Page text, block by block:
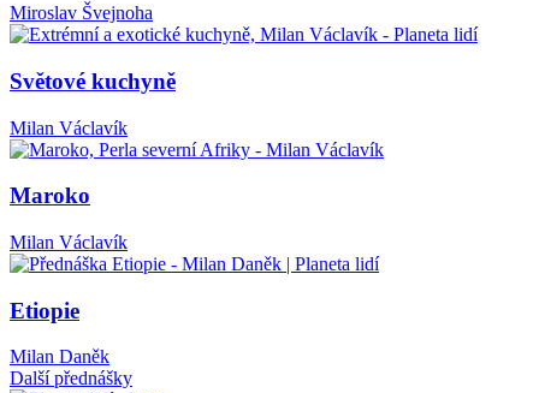
Miroslav Švejnoha
Světové kuchyně
Milan Václavík
Maroko
Milan Václavík
Etiopie
Milan Daněk
Další přednášky